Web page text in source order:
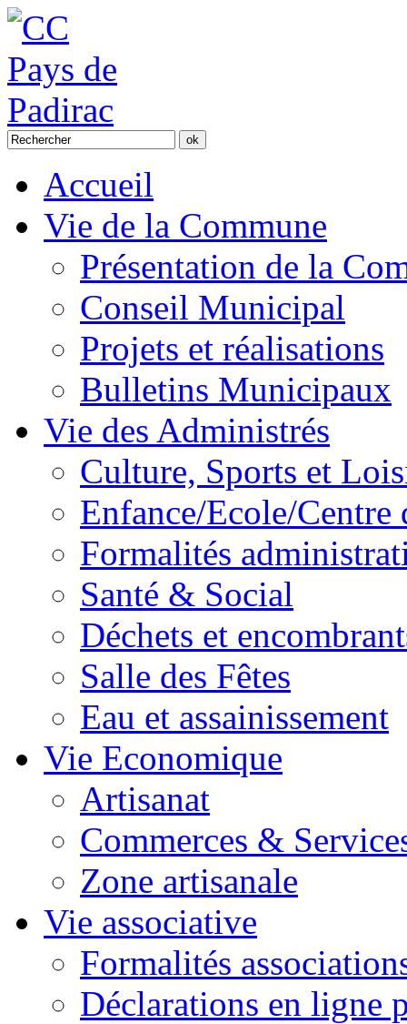
Accueil
Vie de la Commune
Présentation de la
Conseil Municipal
Projets et réalisations
Bulletins Municipaux
Vie des Administrés
Culture, Sports et
Enfance/Ecole/Centre
Formalités
Santé & Social
Déchets et
Salle des Fêtes
Eau et assainissement
Vie Economique
Artisanat
Commerces &
Zone artisanale
Vie associative
Formalités
Déclarations en ligne